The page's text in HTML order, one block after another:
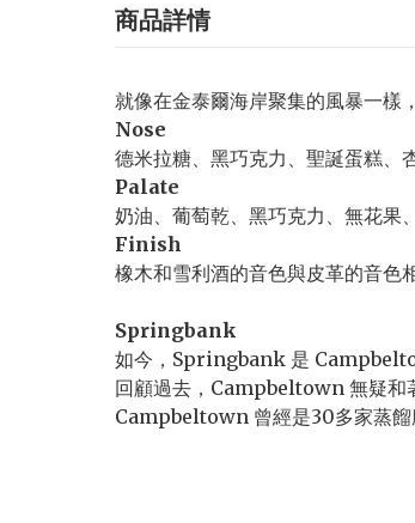
商品詳情
就像在金泰爾海岸聚集的風暴一樣
Nose
德米拉糖、黑巧克力、聖誕蛋糕、
Palate
奶油、葡萄乾、黑巧克力、無花果
Finish
橡木和雪利酒的音色與皮革的音色
Springbank
如今，Springbank 是
回顧過去，Campbeltown 無疑和
Campbeltown 曾經是30多家蒸餾